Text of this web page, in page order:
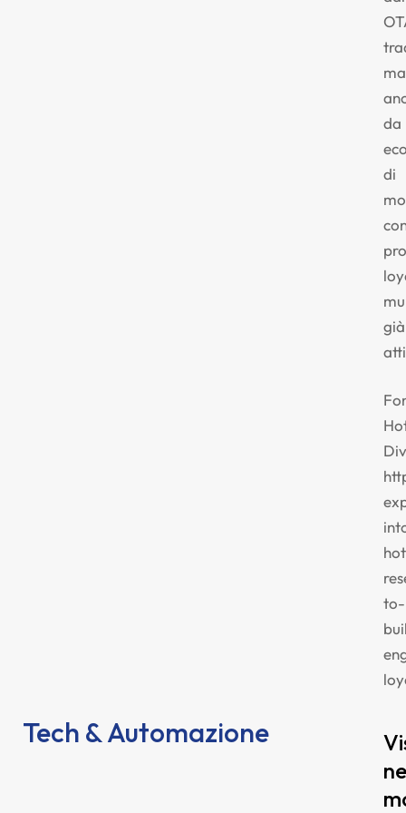
ma
da
di
già
to-
Tech & Automazione